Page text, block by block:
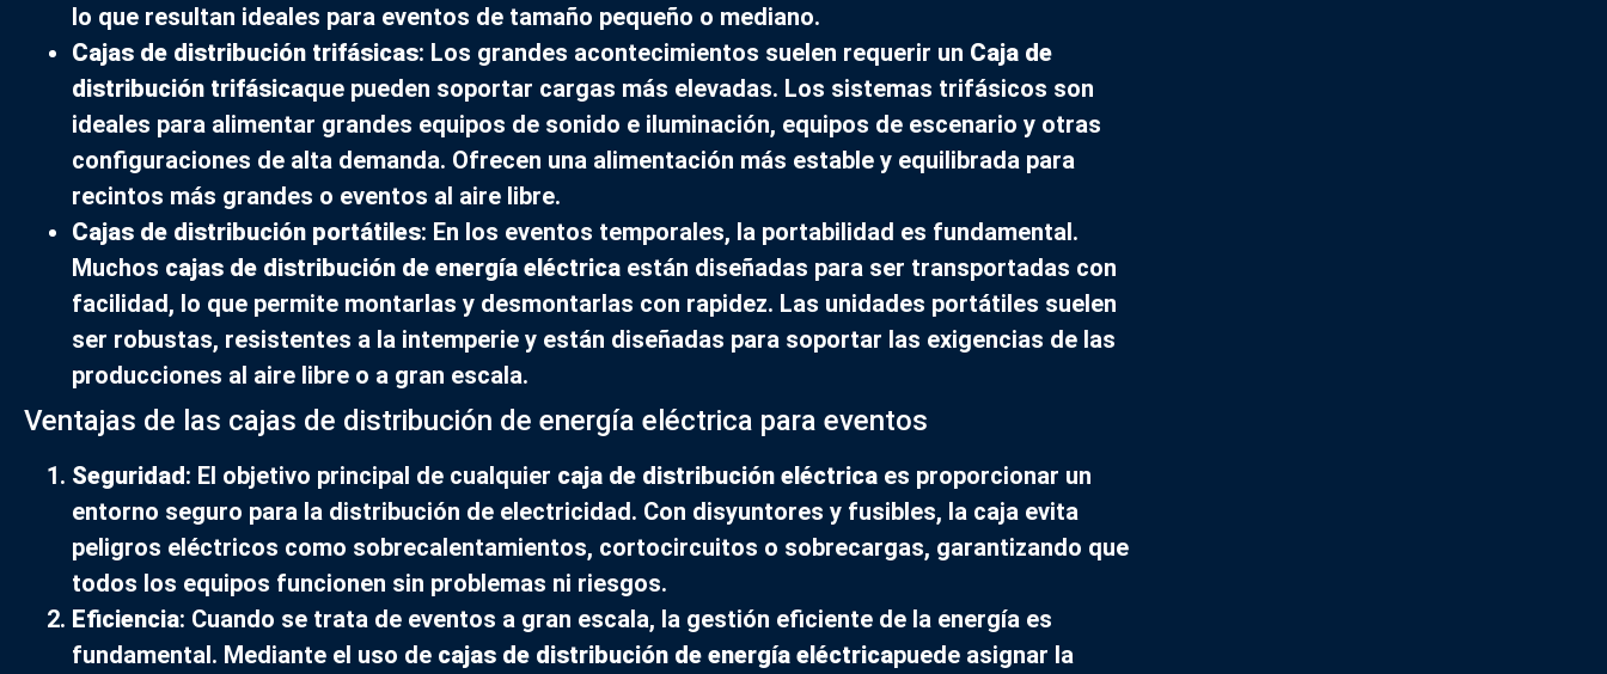
lo que resultan ideales para eventos de tamaño pequeño o mediano.
Cajas de distribución trifásicas: Los grandes acontecimientos suelen requerir un Caja de
distribución trifásicaque pueden soportar cargas más elevadas. Los sistemas trifásicos son
ideales para alimentar grandes equipos de sonido e iluminación, equipos de escenario y otras
configuraciones de alta demanda. Ofrecen una alimentación más estable y equilibrada para
recintos más grandes o eventos al aire libre.
Cajas de distribución portátiles: En los eventos temporales, la portabilidad es fundamental.
Muchos cajas de distribución de energía eléctrica están diseñadas para ser transportadas con
facilidad, lo que permite montarlas y desmontarlas con rapidez. Las unidades portátiles suelen
ser robustas, resistentes a la intemperie y están diseñadas para soportar las exigencias de las
producciones al aire libre o a gran escala.
Ventajas de las cajas de distribución de energía eléctrica para eventos
Seguridad: El objetivo principal de cualquier caja de distribución eléctrica es proporcionar un
entorno seguro para la distribución de electricidad. Con disyuntores y fusibles, la caja evita
peligros eléctricos como sobrecalentamientos, cortocircuitos o sobrecargas, garantizando que
todos los equipos funcionen sin problemas ni riesgos.
Eficiencia: Cuando se trata de eventos a gran escala, la gestión eficiente de la energía es
fundamental. Mediante el uso de cajas de distribución de energía eléctricapuede asignar la